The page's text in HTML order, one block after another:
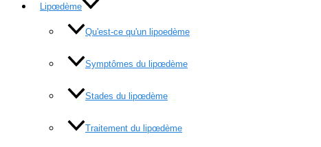
Lipœdème
Qu'est-ce qu'un lipoedème
Symptômes du lipœdème
Stades du lipœdème
Traitement du lipœdème